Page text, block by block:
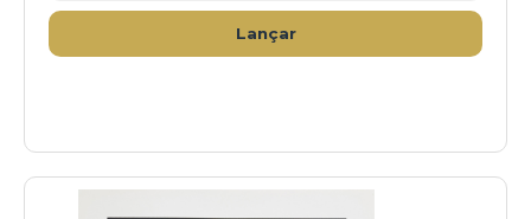
Lançar